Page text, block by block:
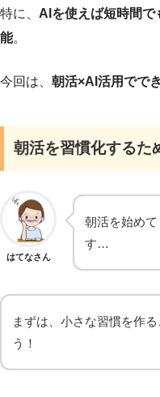
特に、 AIを使えば短時間
能。
今回は、 朝活×AI活用でで
朝活を習慣化するた
はてなさん
朝活を始め
す…
まずは、小さな習慣を作
う！